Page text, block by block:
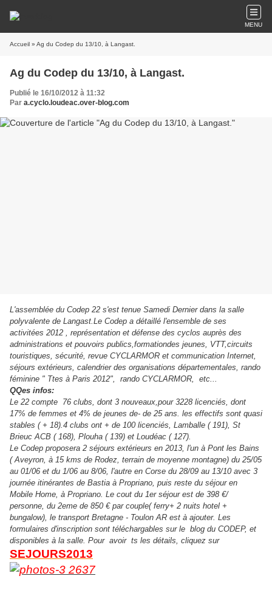
MENU
Accueil » Ag du Codep du 13/10, à Langast.
Ag du Codep du 13/10, à Langast.
Publié le 16/10/2012 à 11:32
Par a.cyclo.loudeac.over-blog.com
L'assemblée du Codep 22 s'est tenue Samedi Dernier dans la salle
polyvalente de Langast.Le Codep a détaillé l'ensemble de ses
activitées 2012 , représentation et défense des cyclos auprès des
administrations et pouvoirs publics,formationdes jeunes, VTT,circuits
touristiques, sécurité, revue CYCLARMOR et communication Internet,
séjours extérieurs, calendrier des organisations départementales, rando
féminine " Ttes à Paris 2012", rando CYCLARMOR, etc...
QQes infos:
Le 22 compte 76 clubs, dont 3 nouveaux,pour 3228 licenciés, dont
17% de femmes et 4% de jeunes de- de 25 ans. les effectifs sont quasi
stables ( + 18).4 clubs ont + de 100 licenciés, Lamballe ( 191), St
Brieuc ACB ( 168), Plouha ( 139) et Loudéac ( 127).
Le Codep proposera 2 séjours extérieurs en 2013, l'un à Pont les Bains
( Aveyron, à 15 kms de Rodez, terrain de moyenne montagne) du 25/05
au 01/06 et du 1/06 au 8/06, l'autre en Corse du 28/09 au 13/10 avec 3
journée itinérantes de Bastia à Propriano, puis reste du séjour en
Mobile Home, à Propriano. Le cout du 1er séjour est de 398 €/
personne, du 2eme de 850 € par couple( ferry+ 2 nuits hotel +
bungalow), le transport Bretagne - Toulon AR est à ajouter. Les
formulaires d'inscription sont téléchargables sur le blog du CODEP, et
disponibles à la salle. Pour avoir ts les détails, cliquez sur
SEJOURS2013